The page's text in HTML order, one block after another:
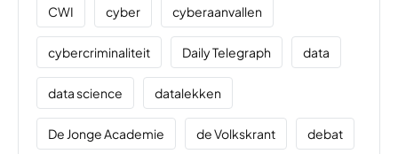
CWI cyber cyberaanvallen
cybercriminaliteit Daily Telegraph data
data science datalekken
De Jonge Academie de Volkskrant debat